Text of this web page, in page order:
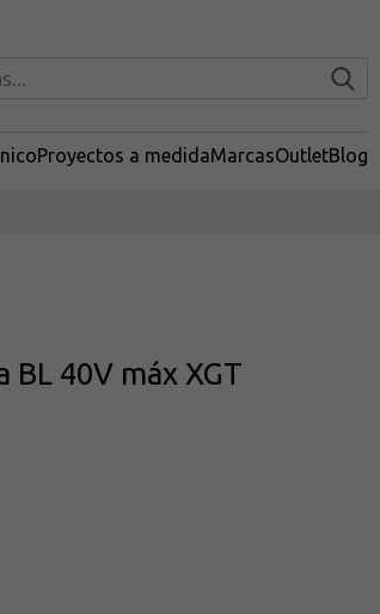
Proyectos a medidaMarcasOutletBlog
40V máx XGT